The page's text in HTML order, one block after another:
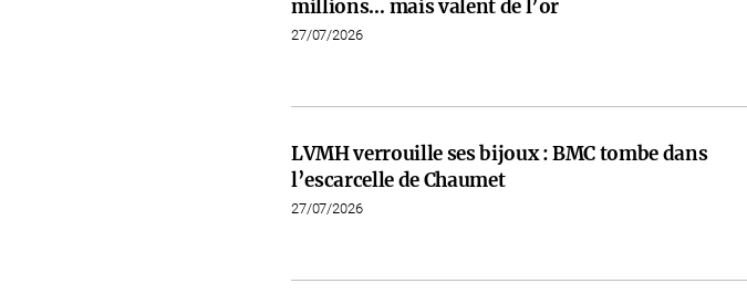
millions… mais valent de l’or
27/07/2026
LVMH verrouille ses bijoux : BMC tombe dans
l’escarcelle de Chaumet
27/07/2026